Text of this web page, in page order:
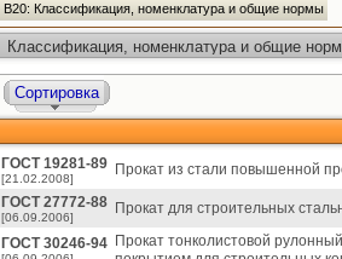
В20: Классификация, номенклатура и общие нормы
Классификация, номенклатура и общие
Сортировка
ГОСТ 19281-89
[21.02.2008]
Прокат из стали повышенной
ГОСТ 27772-88
[06.09.2006]
Прокат для строительных
ГОСТ 30246-94 Прокат тонколистовой